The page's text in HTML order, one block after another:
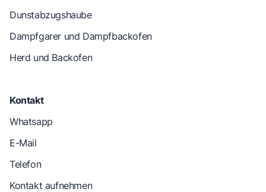
Dunstabzugshaube
Dampfgarer und Dampfbackofen
Herd und Backofen
Kontakt
Whatsapp
E-Mail
Telefon
Kontakt aufnehmen